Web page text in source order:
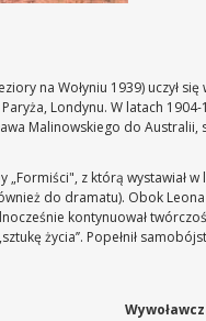
na Wołyniu 1939) uczył
Londynu. W latach
Malinowskiego do
z którą wystawiał
do dramatu). Obok
kontynuował
życia’’. Popełnił